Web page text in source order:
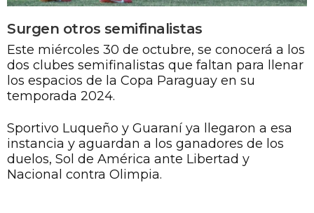
Surgen otros semifinalistas
Este miércoles 30 de octubre, se conocerá a los
dos clubes semifinalistas que faltan para llenar
los espacios de la Copa Paraguay en su
temporada 2024.
Sportivo Luqueño y Guaraní ya llegaron a esa
instancia y aguardan a los ganadores de los
duelos, Sol de América ante Libertad y
Nacional contra Olimpia.